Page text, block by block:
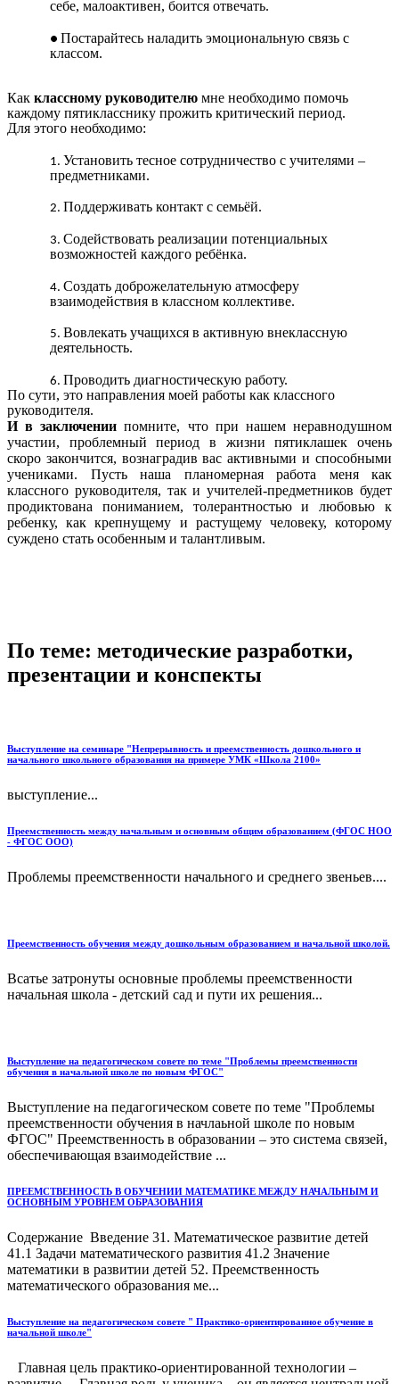
себе, малоактивен, боится отвечать.
Постарайтесь наладить эмоциональную связь с
классом.
Как классному руководителю мне необходимо помочь
каждому пятикласснику прожить критический период.
Для этого необходимо:
Установить тесное сотрудничество с учителями –
предметниками.
Поддерживать контакт с семьёй.
Содействовать реализации потенциальных
возможностей каждого ребёнка.
Создать доброжелательную атмосферу
взаимодействия в классном коллективе.
Вовлекать учащихся в активную внеклассную
деятельность.
Проводить диагностическую работу.
По сути, это направления моей работы как классного
руководителя.
И в заключениипомните, что при нашем неравнодушном
участии, проблемный период в жизни пятиклашек очень
скоро закончится, вознаградив вас активными и способными
учениками. Пусть наша планомерная работа меня как
классного руководителя, так и учителей-предметников будет
продиктована пониманием, толерантностью и любовью к
ребенку, как крепнущему и растущему человеку, которому
суждено стать особенным и талантливым.
По теме: методические разработки,
презентации и конспекты
Выступление на семинаре "Непрерывность и преемственность дошкольного и
начального школьного образования на примере УМК «Школа 2100»
выступление...
Преемственность между начальным и основным общим образованием (ФГОС НОО
- ФГОС ООО)
Проблемы преемственности начального и среднего звеньев....
Преемственность обучения между дошкольным образованием и начальной школой.
Всатье затронуты основные проблемы преемственности
начальная школа - детский сад и пути их решения...
Выступление на педагогическом совете по теме "Проблемы преемственности
обучения в начальной школе по новым ФГОС"
Выступление на педагогическом совете по теме "Проблемы
преемственности обучения в начлаьной школе по новым
ФГОС" Преемственность в образовании – это система связей,
обеспечивающая взаимодействие ...
ПРЕЕМСТВЕННОСТЬ В ОБУЧЕНИИ МАТЕМАТИКЕ МЕЖДУ НАЧАЛЬНЫМ И
ОСНОВНЫМ УРОВНЕМ ОБРАЗОВАНИЯ
Содержание Введение 31. Математическое развитие детей
41.1 Задачи математического развития 41.2 Значение
математики в развитии детей 52. Преемственность
математического образования ме...
Выступление на педагогическом совете " Практико-ориентированное обучение в
начальной школе"
Главная цель практико-ориентированной технологии –